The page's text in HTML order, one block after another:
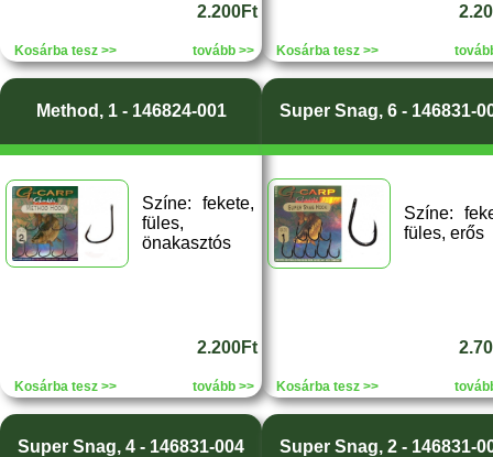
2.200Ft
Kosárba tesz >> tovább >> Kosárba tesz >>
Method, 1 - 146824-001
Színe: fekete,
füles,
önakasztós
2.200Ft
Kosárba tesz >> tovább >>
Super Snag, 6 - 146831-
Színe:
füles, erős
Kosárba tesz >>
Super Snag, 4 - 146831-004 Super Snag, 2 - 146831-